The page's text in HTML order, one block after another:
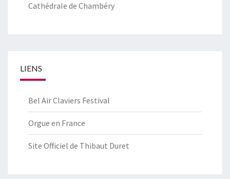
Cathédrale de Chambéry
LIENS
Bel Air Claviers Festival
Orgue en France
Site Officiel de Thibaut Duret